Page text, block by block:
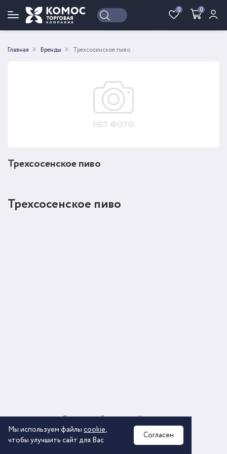
0 0
Войти Регистрация
Главная Бренды Трехсосенское пиво
Трехсосенское пиво
Трехсосенское пиво
2026 © ООО «КОМОС ГРУПП» «Торговая компания»
О компании Соглашение
Политика обработки персональных данных
Контакты
Мы используем файлы cookie,
чтобы улучшить сайт для Вас
Согласен